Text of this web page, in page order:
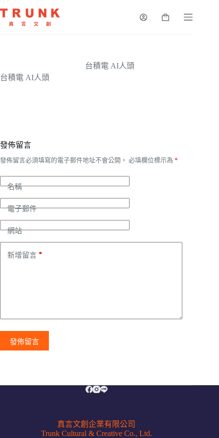
台積電 AI人頭
台積電 AI人頭
發佈留言
發佈留言必須填寫的電子郵件地址不會公開。 必填欄位標示為 *
名稱
電子郵件
網站
新增留言 *
發佈留言
真言文創企業有限公司
Trunk Cultural & Creative Co., Ltd.